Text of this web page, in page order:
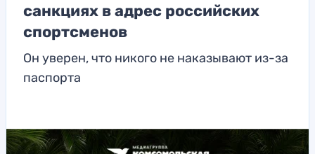
санкциях в адрес российских
спортсменов
Он уверен, что никого не наказывают из-за
паспорта